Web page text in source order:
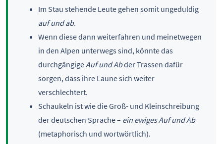
Im Stau stehende Leute gehen somit ungeduldig
auf und ab.
Wenn diese dann weiterfahren und meinetwegen
in den Alpen unterwegs sind, könnte das
durchgängigeAuf und Abder Trassen dafür
sorgen, dass ihre Laune sich weiter
verschlechtert.
Schaukeln ist wie die Groß- und Kleinschreibung
der deutschen Sprache – ein ewiges Auf und Ab
(metaphorisch und wortwörtlich).